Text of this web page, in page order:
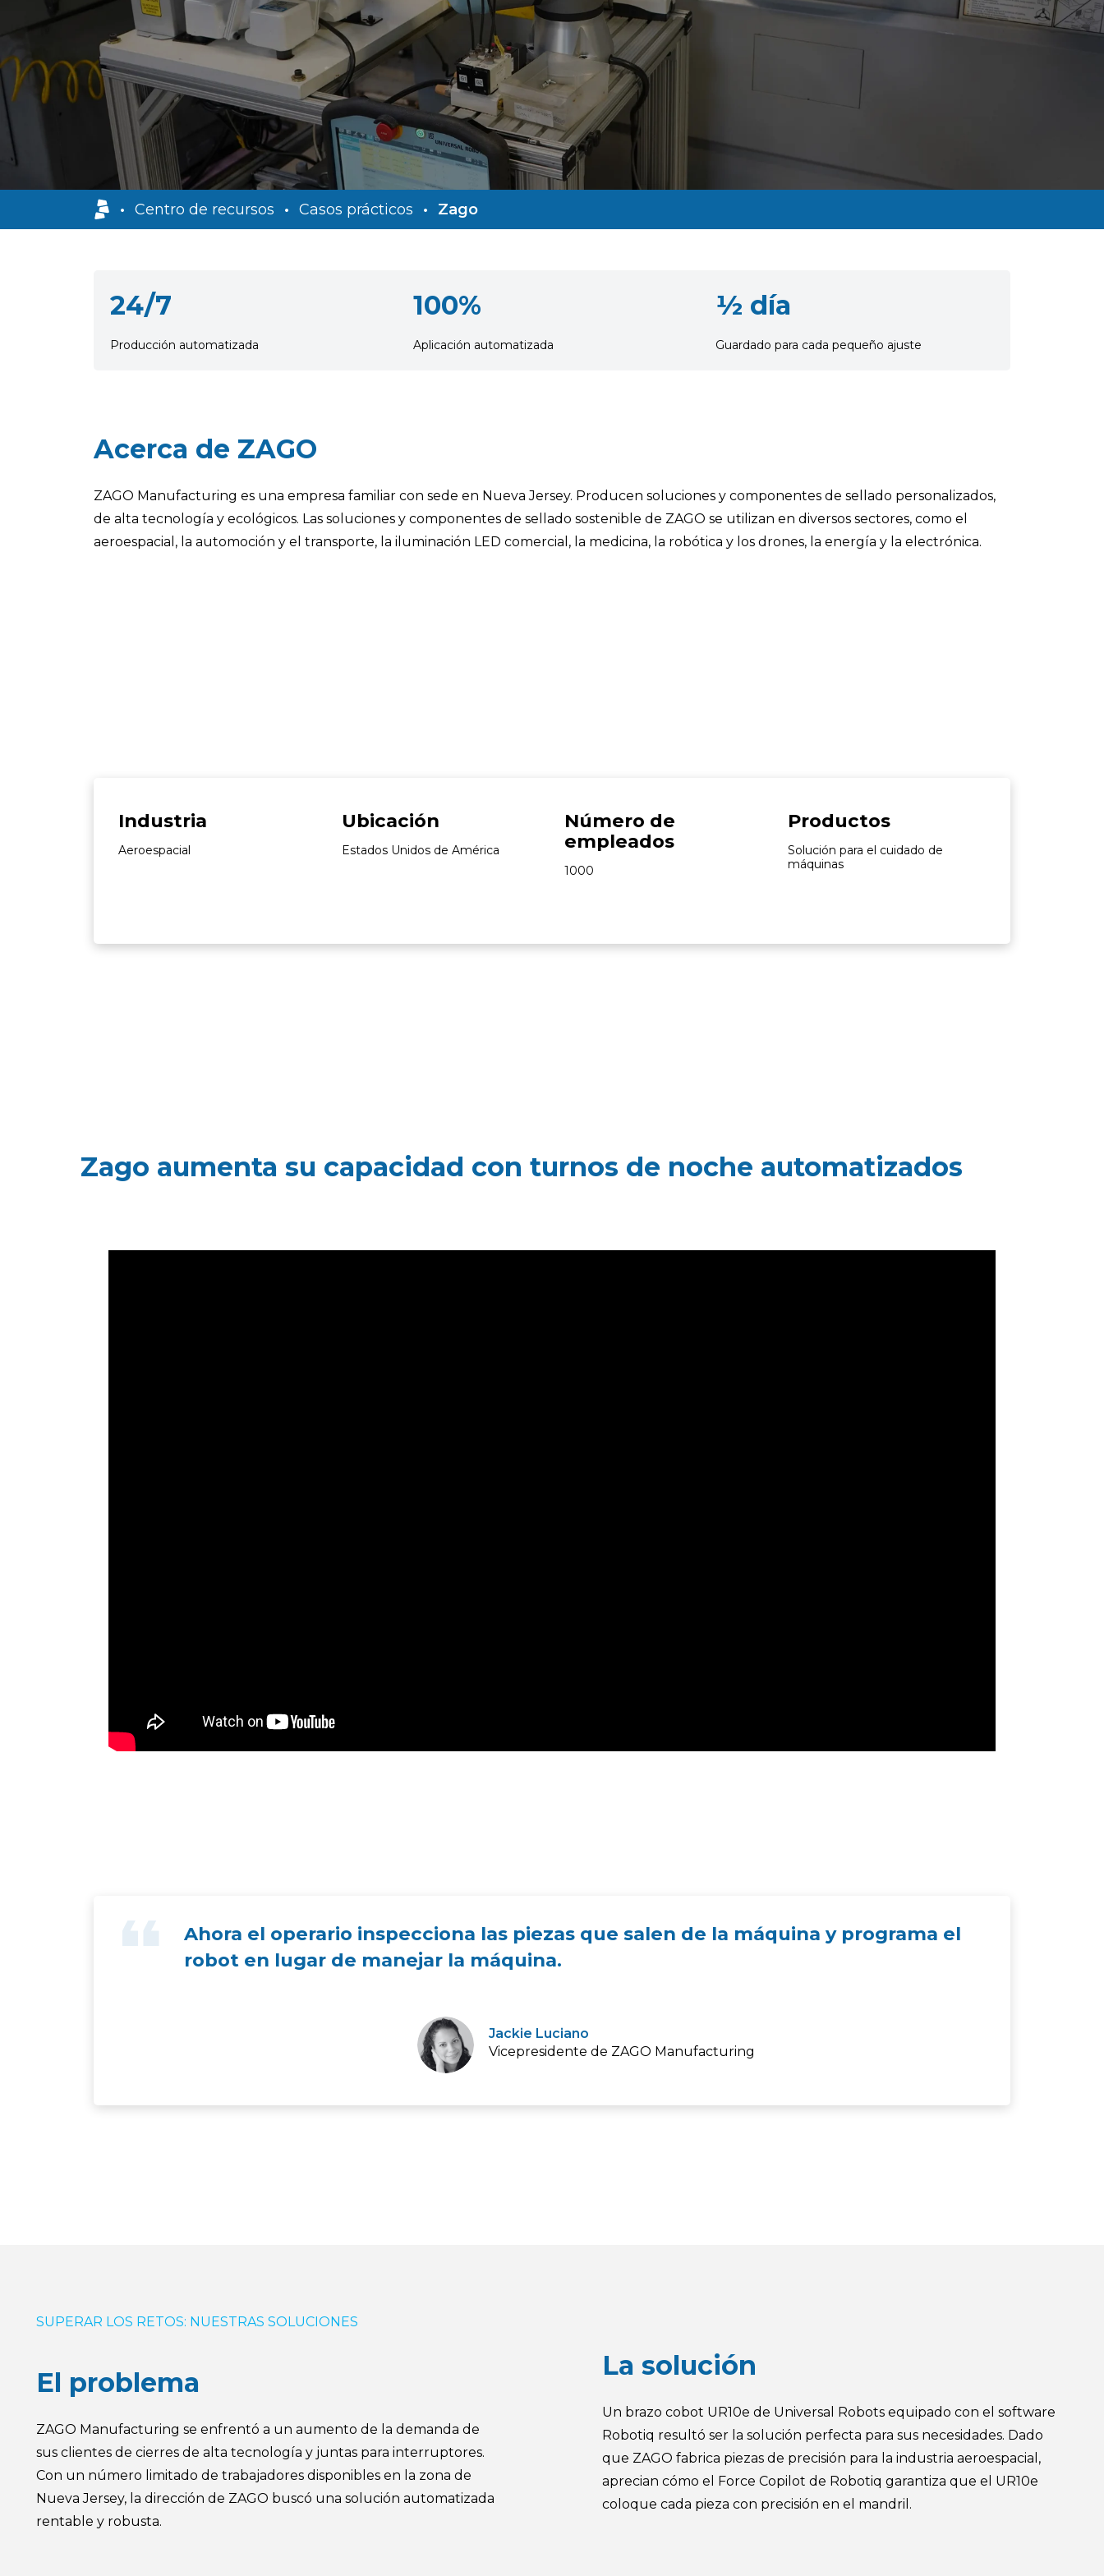
• Centro de recursos • Casos prácticos • Zago
24/7
Producción automatizada
100%
Aplicación automatizada
½ día
Guardado para cada pequeño ajuste
Acerca de ZAGO
ZAGO Manufacturing es una empresa familiar con sede en Nueva Jersey. Producen soluciones y componentes de sellado personalizados,
de alta tecnología y ecológicos. Las soluciones y componentes de sellado sostenible de ZAGO se utilizan en diversos sectores, como el
aeroespacial, la automoción y el transporte, la iluminación LED comercial, la medicina, la robótica y los drones, la energía y la electrónica.
Industria
Aeroespacial
Ubicación
Estados Unidos de América
Número de
empleados
1000
Productos
Solución para el cuidado de
máquinas
Zago aumenta su capacidad con turnos de noche automatizados
Ahora el operario inspecciona las piezas que salen de la máquina y programa el
robot en lugar de manejar la máquina.
Jackie Luciano
Vicepresidente de ZAGO Manufacturing
SUPERAR LOS RETOS: NUESTRAS SOLUCIONES
El problema
ZAGO Manufacturing se enfrentó a un aumento de la demanda de
sus clientes de cierres de alta tecnología y juntas para interruptores.
Con un número limitado de trabajadores disponibles en la zona de
Nueva Jersey, la dirección de ZAGO buscó una solución automatizada
rentable y robusta.
La solución
Un brazo cobot UR10e de Universal Robots equipado con el software
Robotiq resultó ser la solución perfecta para sus necesidades. Dado
que ZAGO fabrica piezas de precisión para la industria aeroespacial,
aprecian cómo el Force Copilot de Robotiq garantiza que el UR10e
coloque cada pieza con precisión en el mandril.